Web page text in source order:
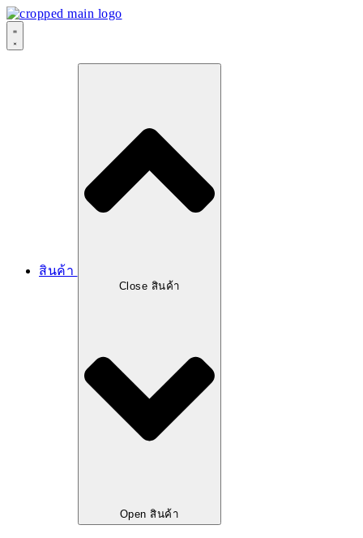
สินค้า
Close สินค้า
Open สินค้า